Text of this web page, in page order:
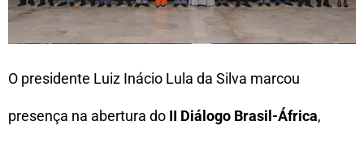
O presidente Luiz Inácio Lula da Silva marcou
presença na abertura do II Diálogo Brasil-África,